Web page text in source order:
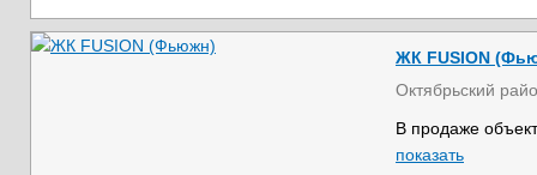
ЖК FUSION
Октябрьский
В продаже
показать